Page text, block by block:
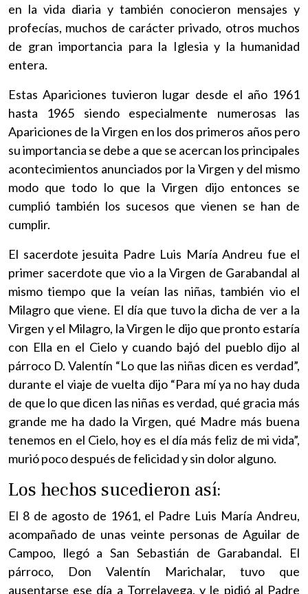
en la vida diaria y también conocieron mensajes y
profecías, muchos de carácter privado, otros muchos
de gran importancia para la Iglesia y la humanidad
entera.
Estas Apariciones tuvieron lugar desde el año 1961
hasta 1965 siendo especialmente numerosas las
Apariciones de la Virgen en los dos primeros años pero
su importancia se debe a que se acercan los principales
acontecimientos anunciados por la Virgen y del mismo
modo que todo lo que la Virgen dijo entonces se
cumplió también los sucesos que vienen se han de
cumplir.
El sacerdote jesuita Padre Luis María Andreu fue el
primer sacerdote que vio a la Virgen de Garabandal al
mismo tiempo que la veían las niñas, también vio el
Milagro que viene. El día que tuvo la dicha de ver a la
Virgen y el Milagro, la Virgen le dijo que pronto estaría
con Ella en el Cielo y cuando bajó del pueblo dijo al
párroco D. Valentín “Lo que las niñas dicen es verdad”,
durante el viaje de vuelta dijo “Para mí ya no hay duda
de que lo que dicen las niñas es verdad, qué gracia más
grande me ha dado la Virgen, qué Madre más buena
tenemos en el Cielo, hoy es el día más feliz de mi vida”,
murió poco después de felicidad y sin dolor alguno.
Los hechos sucedieron así:
El 8 de agosto de 1961, el Padre Luis María Andreu,
acompañado de unas veinte personas de Aguilar de
Campoo, llegó a San Sebastián de Garabandal. El
párroco, Don Valentín Marichalar, tuvo que
ausentarse ese día a Torrelavega, y le pidió al Padre